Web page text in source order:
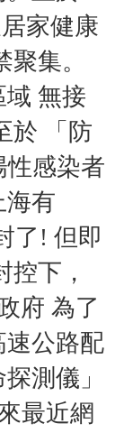
家健康
集。
域 無接
於
「防
性感染者
有
了 ! 但即
下，
府 為了
公路配
測儀」
最近網